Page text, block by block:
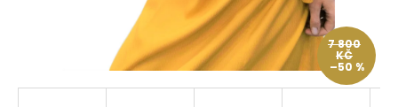
7 800
KČ
–50 %
t